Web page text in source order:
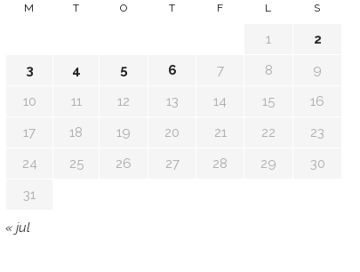
M T O T F L S
1
2
3
4 5 6 7 8
9
10
11 12 13 14 15
16
17
18 19 20 21 22
23
24
25 26 27 28 29
30
31
« jul